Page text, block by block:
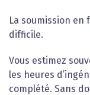
La soumission
difficile.
Vous estimez
les heures
complété. Sans